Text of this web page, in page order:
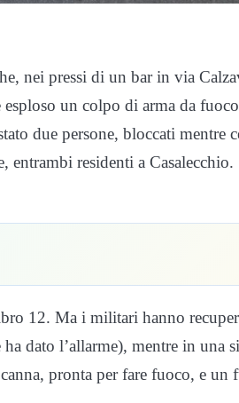
nei pressi di un bar in via
esploso un colpo di arma da
due persone, bloccati mentre
entrambi residenti a
12. Ma i militari hanno
dato l’allarme), mentre in una
pronta per fare fuoco, e un